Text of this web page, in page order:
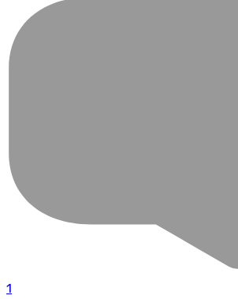
1